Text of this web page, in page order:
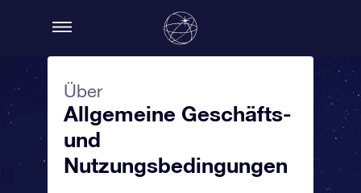
Über
Allgemeine Geschäfts-
und
Nutzungsbedingungen